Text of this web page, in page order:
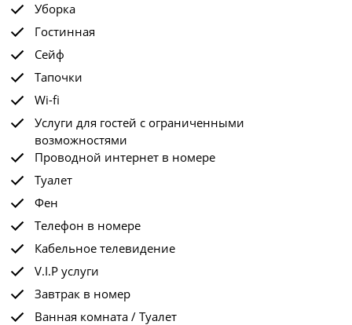
Уборка
Гостинная
Сейф
Тапочки
Wi-fi
Услуги для гостей с ограниченными
возможностями
Проводной интернет в номере
Туалет
Фен
Телефон в номере
Кабельное телевидение
V.I.P услуги
Завтрак в номер
Ванная комната / Туалет